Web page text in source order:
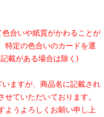
合いや紙質がかわることが
特定の色合いのカードを選
載がある場合は除く)
ますが、商品名に記載され
ていただいております。
ようよろしくお願い申し上